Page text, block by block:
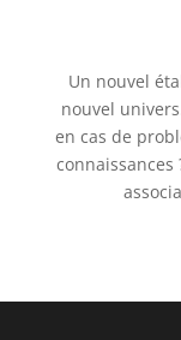
Un nouvel
nouvel
en cas de
connaissances